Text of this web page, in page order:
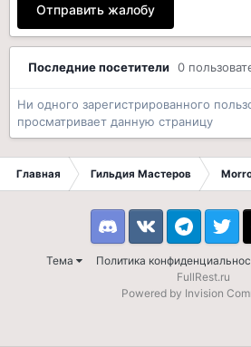
Отправить жалобу
Последние посетители 0
Ни одного зарегистрированного
просматривает данную страницу
Главная Гильдия Мастеров
Тема Политика
DiscordVK Telegram
FullRest.ru
Powered by Invision